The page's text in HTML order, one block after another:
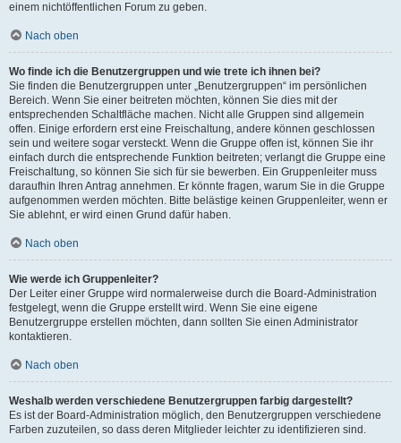
einem nichtöffentlichen Forum zu geben.
Nach oben
Wo finde ich die Benutzergruppen und wie trete ich ihnen bei?
Sie finden die Benutzergruppen unter „Benutzergruppen“ im persönlichen
Bereich. Wenn Sie einer beitreten möchten, können Sie dies mit der
entsprechenden Schaltfläche machen. Nicht alle Gruppen sind allgemein
offen. Einige erfordern erst eine Freischaltung, andere können geschlossen
sein und weitere sogar versteckt. Wenn die Gruppe offen ist, können Sie ihr
einfach durch die entsprechende Funktion beitreten; verlangt die Gruppe eine
Freischaltung, so können Sie sich für sie bewerben. Ein Gruppenleiter muss
daraufhin Ihren Antrag annehmen. Er könnte fragen, warum Sie in die Gruppe
aufgenommen werden möchten. Bitte belästige keinen Gruppenleiter, wenn er
Sie ablehnt, er wird einen Grund dafür haben.
Nach oben
Wie werde ich Gruppenleiter?
Der Leiter einer Gruppe wird normalerweise durch die Board-Administration
festgelegt, wenn die Gruppe erstellt wird. Wenn Sie eine eigene
Benutzergruppe erstellen möchten, dann sollten Sie einen Administrator
kontaktieren.
Nach oben
Weshalb werden verschiedene Benutzergruppen farbig dargestellt?
Es ist der Board-Administration möglich, den Benutzergruppen verschiedene
Farben zuzuteilen, so dass deren Mitglieder leichter zu identifizieren sind.